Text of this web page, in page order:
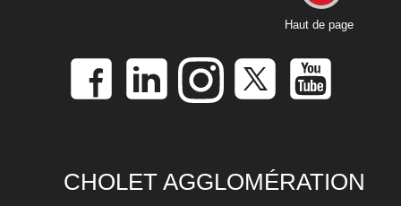
Haut de page
CHOLET AGGLOMÉRATION